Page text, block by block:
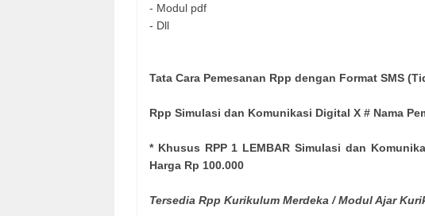
- Modul pdf
- Dll
Tata Cara Pemesanan Rpp dengan Format SMS
Rpp Simulasi dan Komunikasi Digital X # Nama
* Khusus RPP 1 LEMBAR Simulasi dan
Harga Rp 100.000
Tersedia Rpp Kurikulum Merdeka / Modul Ajar